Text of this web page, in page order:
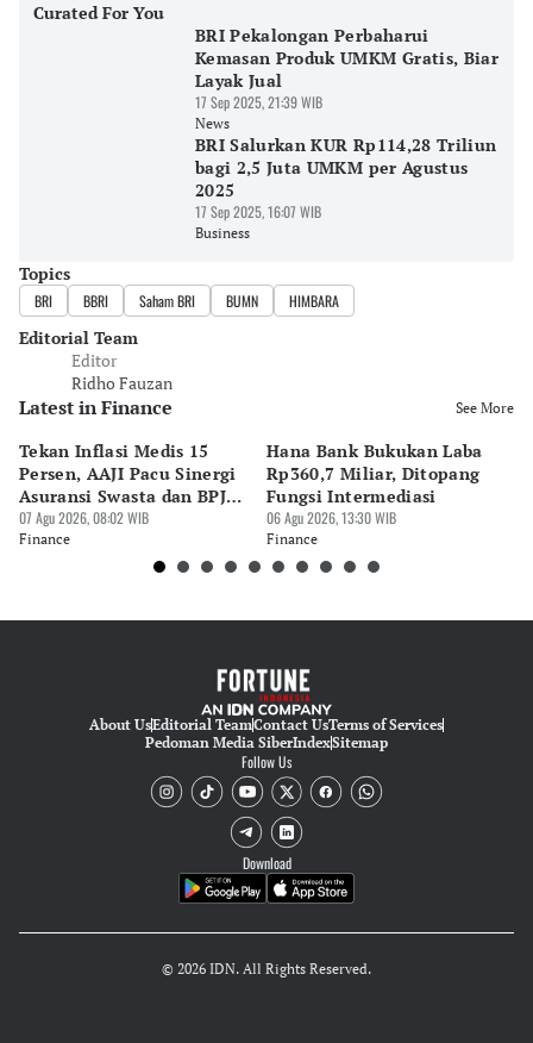
Curated For You
BRI Pekalongan Perbaharui
Kemasan Produk UMKM Gratis, Biar
Layak Jual
17 Sep 2025, 21:39 WIB
News
BRI Salurkan KUR Rp114,28 Triliun
bagi 2,5 Juta UMKM per Agustus
2025
17 Sep 2025, 16:07 WIB
Business
Topics
BRI BBRI Saham BRI BUMN HIMBARA
Editorial Team
Editor
Ridho Fauzan
Latest in Finance See More
Tekan Inflasi Medis 15
Persen, AAJI Pacu Sinergi
Asuransi Swasta dan BPJS
Kesehatan
07 Agu 2026, 08:02 WIB
Finance
Hana Bank Bukukan Laba
Rp360,7 Miliar, Ditopang
Fungsi Intermediasi
06 Agu 2026, 13:30 WIB
Finance
About UsEditorial TeamContact UsTerms of Services
Pedoman Media SiberIndexSitemap
Follow Us
Download
© 2026 IDN. All Rights Reserved.